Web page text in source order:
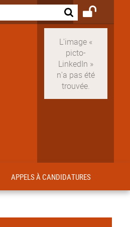
APPELS À CANDIDATURES